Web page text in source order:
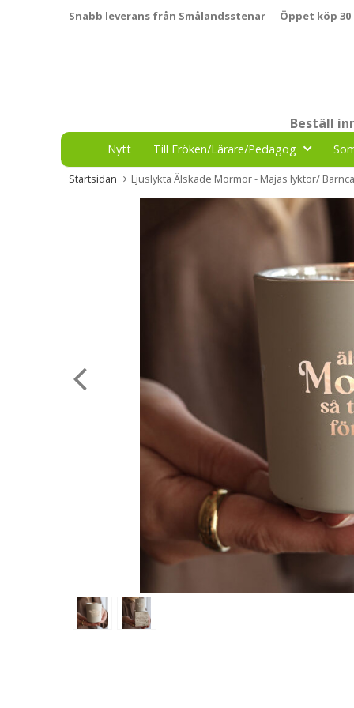
Snabb leverans från Smålandsstenar Öppet köp
Beställ
Nytt Till Fröken/Lärare/Pedagog
Startsidan Ljuslykta Älskade Mormor - Majas lyktor/